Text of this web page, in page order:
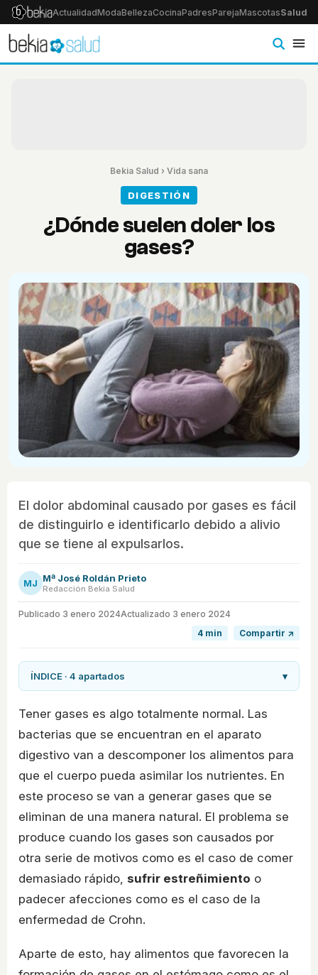
ActualidadModaBellezaCocinaPadresParejaMascotasSalud
Bekia Salud › Vida sana
DIGESTIÓN
¿Dónde suelen doler los
gases?
El dolor abdominal causado por gases es fácil
de distinguirlo e identificarlo debido a alivio
que se tiene al expulsarlos.
MJ Mª José Roldán Prieto
Redacción Bekia Salud
Publicado 3 enero 2024Actualizado 3 enero 2024
4 min
Compartir ↗
ÍNDICE · 4 apartados ▾
Tener gases es algo totalmente normal. Las
bacterias que se encuentran en el aparato
digestivo van a descomponer los alimentos para
que el cuerpo pueda asimilar los nutrientes. En
este proceso se van a generar gases que se
eliminan de una manera natural. El problema se
produce cuando los gases son causados por
otra serie de motivos como es el caso de comer
demasiado rápido, sufrir estreñimiento o
padecer afecciones como es el caso de la
enfermedad de Crohn.
Aparte de esto, hay alimentos que favorecen la